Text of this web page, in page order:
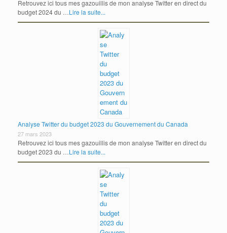
Retrouvez ici tous mes gazouillis de mon analyse Twitter en direct du
budget 2024 du …Lire la suite...
Analyse Twitter du budget 2023 du Gouvernement du Canada
27 mars 2023
Retrouvez ici tous mes gazouillis de mon analyse Twitter en direct du
budget 2023 du …Lire la suite...